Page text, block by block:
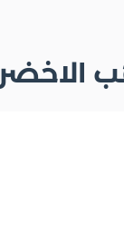
الاخضر